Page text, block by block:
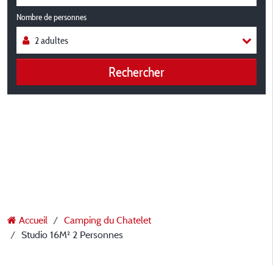
Nombre de personnes
Rechercher
Accueil
Camping du Chatelet
Studio 16M² 2 Personnes